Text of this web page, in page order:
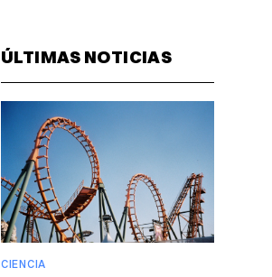
ÚLTIMAS NOTICIAS
CIENCIA